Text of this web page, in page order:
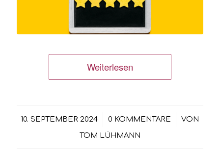
Weiterlesen
10. SEPTEMBER 2024
/ 0 KOMMENTARE
/ VON
TOM LÜHMANN